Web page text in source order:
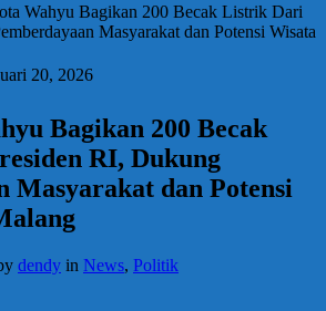
Wahyu Bagikan 200 Becak Listrik Dari
Masyarakat dan Potensi Wisata
20, 2026
Bagikan 200 Becak
RI, Dukung
Masyarakat dan Potensi
dendy in News, Politik